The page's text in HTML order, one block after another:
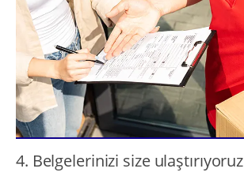
4. Belgelerinizi size ulaştırıyoruz